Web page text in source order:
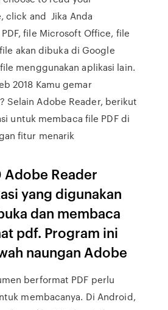
click and Jika Anda
file Microsoft Office, file
akan dibuka di Google
menggunakan aplikasi lain.
2018 Kamu gemar
Selain Adobe Reader, berikut
untuk membaca file PDF di
fitur menarik
Adobe Reader
yang digunakan
dan membaca
pdf. Program ini
naungan Adobe
berformat PDF perlu
membacanya. Di Android,